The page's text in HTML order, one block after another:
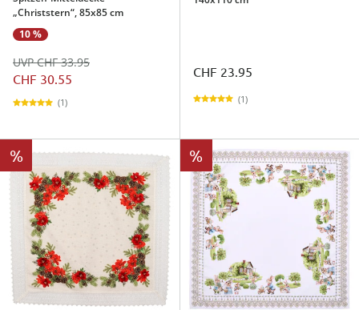
„Christstern“, 85x85 cm
10 %
CHF 30.55
UVP CHF 33.95
(1)
CHF 23.95
(1)
% %